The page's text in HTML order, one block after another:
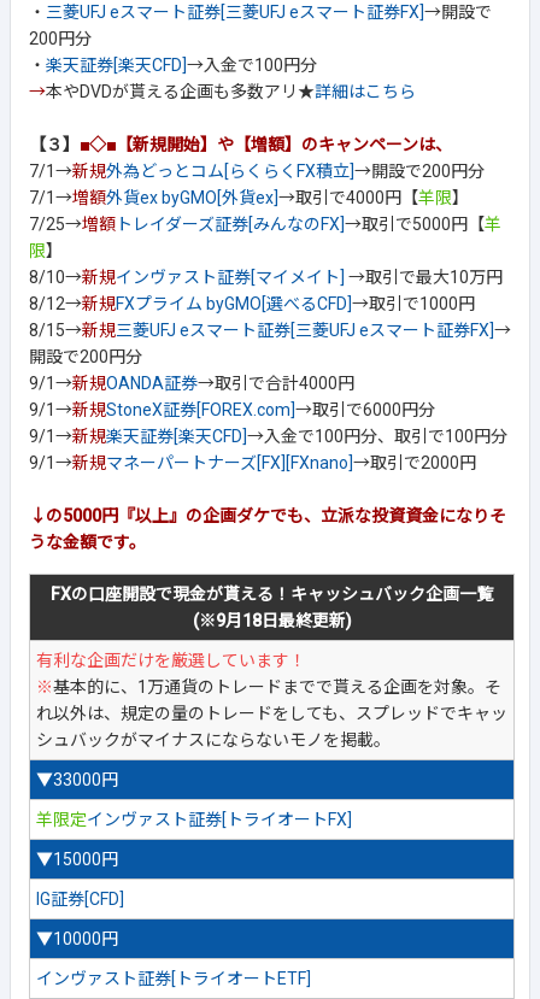
・ 三菱UFJ eスマート証券[三菱UFJ eスマート証券FX]→開設で
200円分
・ 楽天証券[楽天CFD]→入金で100円分
→本やDVDが貰える企画も多数アリ★詳細はこちら
【３】 ■◇■【新規開始】や【増額】のキャンペーンは、
7/1→新規外為どっとコム[らくらくFX積立]→開設で200円分
7/1→増額外貨ex byGMO[外貨ex]→取引で4000円【羊限】
7/25→増額 トレイダーズ証券[みんなのFX]→取引で5000円【羊
限】
8/10→新規インヴァスト証券[マイメイト] →取引で最大10万円
8/12→新規FXプライム byGMO[選べるCFD]→取引で1000円
8/15→新規三菱UFJ eスマート証券[三菱UFJ eスマート証券FX]→
開設で200円分
9/1→新規OANDA証券→取引で合計4000円
9/1→新規StoneX証券[FOREX.com]→取引で6000円分
9/1→新規楽天証券[楽天CFD]→入金で100円分、取引で100円分
9/1→新規マネーパートナーズ[FX][FXnano]→取引で2000円
↓の5000円『以上』の企画ダケでも、立派な投資資金になりそ
うな金額です。
FXの口座開設で現金が貰える！キャッシュバック企画一覧
(※9月18日最終更新)
有利な企画だけを厳選しています！
※基本的に、1万通貨のトレードまでで貰える企画を対象。そ
れ以外は、規定の量のトレードをしても、スプレッドでキャッ
シュバックがマイナスにならないモノを掲載。
▼33000円
羊限定インヴァスト証券[トライオートFX]
▼15000円
IG証券[CFD]
▼10000円
インヴァスト証券[トライオートETF]